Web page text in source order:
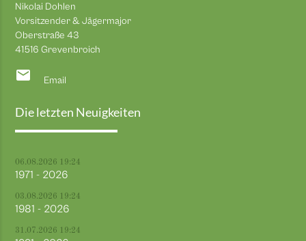
Nikolai Dohlen
Vorsitzender & Jägermajor
Oberstraße 43
41516 Grevenbroich
email Email
Die letzten Neuigkeiten
06.08.2026 19:24
1971 - 2026
03.08.2026 19:24
1981 - 2026
31.07.2026 19:24